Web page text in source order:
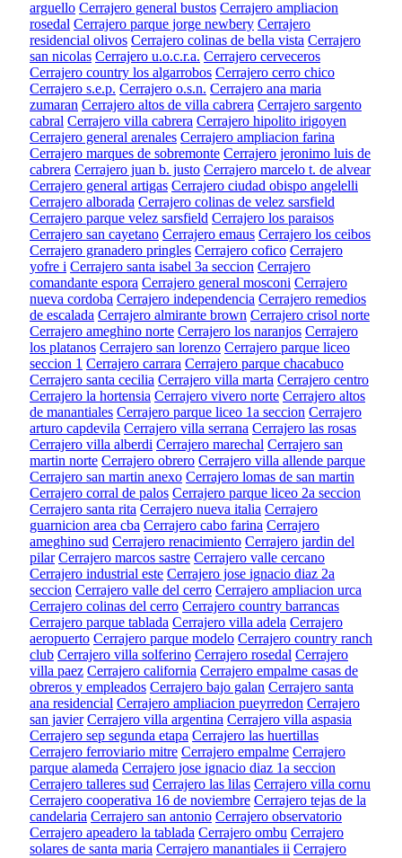
arguello Cerrajero general bustos Cerrajero ampliacion
rosedal Cerrajero parque jorge newbery Cerrajero
residencial olivos Cerrajero colinas de bella vista Cerrajero
san nicolas Cerrajero u.o.c.r.a. Cerrajero cerveceros
Cerrajero country los algarrobos Cerrajero cerro chico
Cerrajero s.e.p. Cerrajero o.s.n. Cerrajero ana maria
zumaran Cerrajero altos de villa cabrera Cerrajero sargento
cabral Cerrajero villa cabrera Cerrajero hipolito irigoyen
Cerrajero general arenales Cerrajero ampliacion farina
Cerrajero marques de sobremonte Cerrajero jeronimo luis de
cabrera Cerrajero juan b. justo Cerrajero marcelo t. de alvear
Cerrajero general artigas Cerrajero ciudad obispo angelelli
Cerrajero alborada Cerrajero colinas de velez sarsfield
Cerrajero parque velez sarsfield Cerrajero los paraisos
Cerrajero san cayetano Cerrajero emaus Cerrajero los ceibos
Cerrajero granadero pringles Cerrajero cofico Cerrajero
yofre i Cerrajero santa isabel 3a seccion Cerrajero
comandante espora Cerrajero general mosconi Cerrajero
nueva cordoba Cerrajero independencia Cerrajero remedios
de escalada Cerrajero almirante brown Cerrajero crisol norte
Cerrajero ameghino norte Cerrajero los naranjos Cerrajero
los platanos Cerrajero san lorenzo Cerrajero parque liceo
seccion 1 Cerrajero carrara Cerrajero parque chacabuco
Cerrajero santa cecilia Cerrajero villa marta Cerrajero centro
Cerrajero la hortensia Cerrajero vivero norte Cerrajero altos
de manantiales Cerrajero parque liceo 1a seccion Cerrajero
arturo capdevila Cerrajero villa serrana Cerrajero las rosas
Cerrajero villa alberdi Cerrajero marechal Cerrajero san
martin norte Cerrajero obrero Cerrajero villa allende parque
Cerrajero san martin anexo Cerrajero lomas de san martin
Cerrajero corral de palos Cerrajero parque liceo 2a seccion
Cerrajero santa rita Cerrajero nueva italia Cerrajero
guarnicion area cba Cerrajero cabo farina Cerrajero
ameghino sud Cerrajero renacimiento Cerrajero jardin del
pilar Cerrajero marcos sastre Cerrajero valle cercano
Cerrajero industrial este Cerrajero jose ignacio diaz 2a
seccion Cerrajero valle del cerro Cerrajero ampliacion urca
Cerrajero colinas del cerro Cerrajero country barrancas
Cerrajero parque tablada Cerrajero villa adela Cerrajero
aeropuerto Cerrajero parque modelo Cerrajero country ranch
club Cerrajero villa solferino Cerrajero rosedal Cerrajero
villa paez Cerrajero california Cerrajero empalme casas de
obreros y empleados Cerrajero bajo galan Cerrajero santa
ana residencial Cerrajero ampliacion pueyrredon Cerrajero
san javier Cerrajero villa argentina Cerrajero villa aspasia
Cerrajero sep segunda etapa Cerrajero las huertillas
Cerrajero ferroviario mitre Cerrajero empalme Cerrajero
parque alameda Cerrajero jose ignacio diaz 1a seccion
Cerrajero talleres sud Cerrajero las lilas Cerrajero villa cornu
Cerrajero cooperativa 16 de noviembre Cerrajero tejas de la
candelaria Cerrajero san antonio Cerrajero observatorio
Cerrajero apeadero la tablada Cerrajero ombu Cerrajero
solares de santa maria Cerrajero manantiales ii Cerrajero